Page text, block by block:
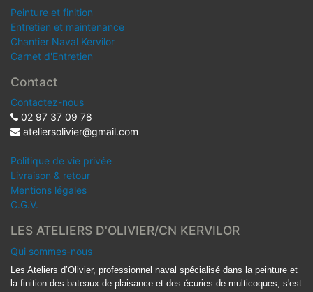
Peinture et finition
Entretien et maintenance
Chantier Naval Kervilor
Carnet d'Entretien
Contact
Contactez-nous
02 97 37 09 78
ateliersolivier@gmail.com
Politique de vie privée
Livraison & retour
Mentions légales
C.G.V.
LES ATELIERS D'OLIVIER/CN KERVILOR
Qui sommes-nous
Les Ateliers d’Olivier, professionnel naval spécialisé dans la peinture et
la finition des bateaux de plaisance et des écuries de multicoques, s'est